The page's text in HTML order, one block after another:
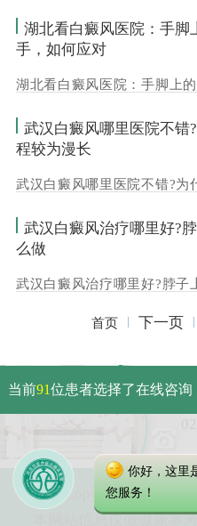
湖北看白癜风医院：手脚
手，如何应对
湖北看白癜风医院：手脚上
武汉白癜风哪里医院不错
程较为漫长
武汉白癜风哪里医院不错?为
武汉白癜风治疗哪里好?
么做
武汉白癜风治疗哪里好?脖子
首页 下一页
Copyright 2025 武
本网站信息仅做健康参
当前91位患者选择了在线咨询
你好，这里
您服务！